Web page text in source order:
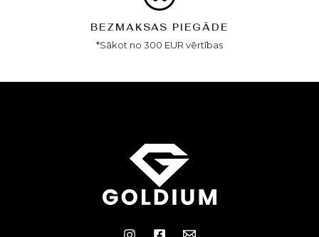
BEZMAKSAS PIEGĀDE
*Sākot no 300 EUR vērtības